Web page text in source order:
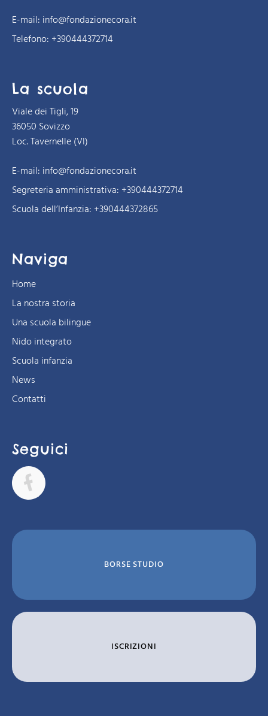
E-mail: info@fondazionecora.it
Telefono: +390444372714
La scuola
Viale dei Tigli, 19
36050 Sovizzo
Loc. Tavernelle (VI)
E-mail: info@fondazionecora.it
Segreteria amministrativa: +390444372714
Scuola dell’Infanzia: +390444372865
Naviga
Home
La nostra storia
Una scuola bilingue
Nido integrato
Scuola infanzia
News
Contatti
Seguici
BORSE STUDIO
ISCRIZIONI